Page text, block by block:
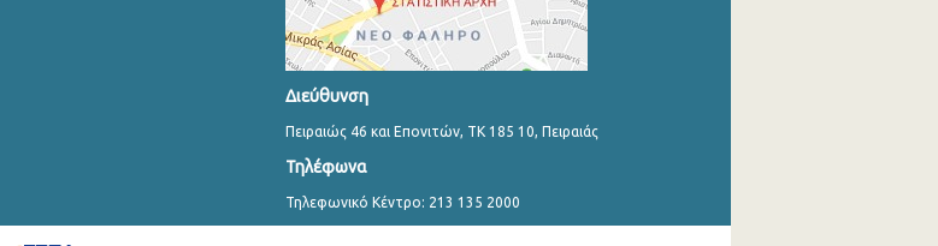
Διεύθυνση
Πειραιώς 46 και Επονιτών, ΤΚ 185 10, Πειραιάς
Τηλέφωνα
Τηλεφωνικό Κέντρο: 213 135 2000